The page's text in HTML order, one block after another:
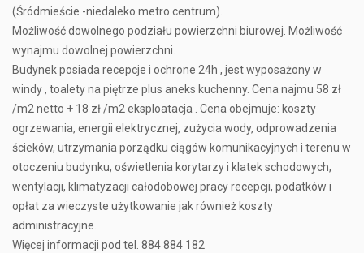
(Śródmieście -niedaleko metro centrum).
Możliwość dowolnego podziału powierzchni biurowej. Możliwość
wynajmu dowolnej powierzchni.
Budynek posiada recepcje i ochrone 24h , jest wyposażony w
windy , toalety na piętrze plus aneks kuchenny. Cena najmu 58 zł
/m2 netto + 18 zł /m2 eksploatacja . Cena obejmuje: koszty
ogrzewania, energii elektrycznej, zużycia wody, odprowadzenia
ścieków, utrzymania porządku ciągów komunikacyjnych i terenu w
otoczeniu budynku, oświetlenia korytarzy i klatek schodowych,
wentylacji, klimatyzacji całodobowej pracy recepcji, podatków i
opłat za wieczyste użytkowanie jak również koszty
administracyjne.
Więcej informacji pod tel. 884 884 182